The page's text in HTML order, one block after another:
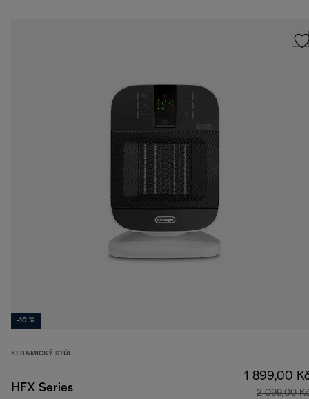
-10 %
KERAMICKÝ STŮL
HFX Series
1 899,00
2 099,00